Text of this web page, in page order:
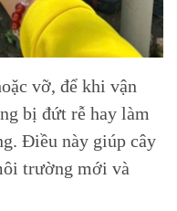
vỡ, để khi vận
bị đứt rễ hay làm
Điều này giúp cây
trường mới và